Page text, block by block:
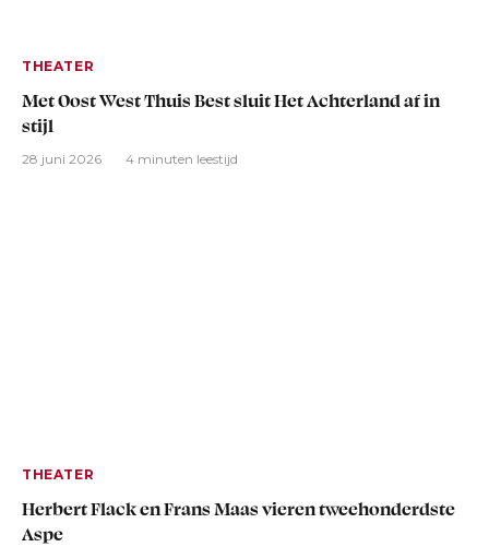
THEATER
Met Oost West Thuis Best sluit Het Achterland af in
stijl
28 juni 2026 4 minuten leestijd
THEATER
Herbert Flack en Frans Maas vieren tweehonderdste
Aspe